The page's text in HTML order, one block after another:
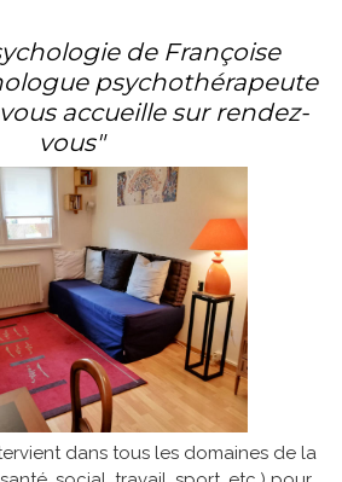
de Françoise
psychothérapeute
accueille sur rendez-
vous"
dans tous les domaines de la